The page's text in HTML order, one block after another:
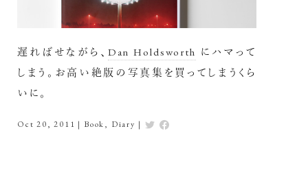
遅ればせながら、 Dan Holdsworth にハマって
しまう。お高い絶版の写真集を買ってしまうくら
いに。
Oct 20, 2011 | Book, Diary |